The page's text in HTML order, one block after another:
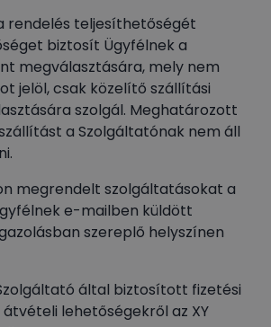
rendelés teljesíthetőségét
biztosít Ügyfélnek a
megválasztására, mely nem
jelöl, csak közelítő szállítási
szolgál. Meghatározott
a Szolgáltatónak nem áll
megrendelt szolgáltatásokat a
e-mailben küldött
szereplő helyszínen
által biztosított fizetési
lehetőségekről az XY